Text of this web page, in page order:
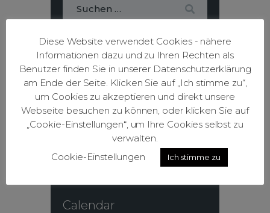
Recent Posts
Family Class on Bible
Studiyng
15. Januar 2019
Love the Lord, Your
God, with All Heart
12. Januar 2019
Calendar
Diese Website verwendet Cookies - nähere
Informationen dazu und zu Ihren Rechten als
Benutzer finden Sie in unserer Datenschutzerklärung
am Ende der Seite. Klicken Sie auf „Ich stimme zu“,
um Cookies zu akzeptieren und direkt unsere
Webseite besuchen zu können, oder klicken Sie auf
„Cookie-Einstellungen“, um Ihre Cookies selbst zu
verwalten.
Cookie-Einstellungen
Ich stimme zu